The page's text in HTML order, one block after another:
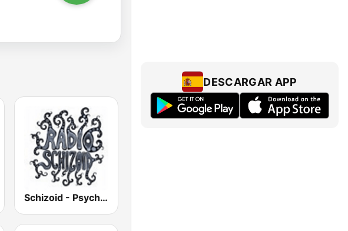
Schizoid - Psychedelic Trance
DESCARGAR APP